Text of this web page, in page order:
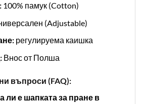
100% памук (Cotton)
(Adjustable)
регулируема каишка
Внос от Полша
въпроси (FAQ):
ли е шапката за пране в